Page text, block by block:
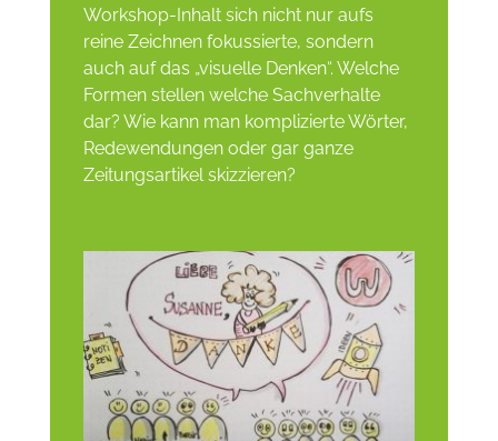
Workshop-Inhalt sich nicht nur aufs
reine Zeichnen fokussierte, sondern
auch auf das „visuelle Denken“. Welche
Formen stellen welche Sachverhalte
dar? Wie kann man komplizierte Wörter,
Redewendungen oder gar ganze
Zeitungsartikel skizzieren?